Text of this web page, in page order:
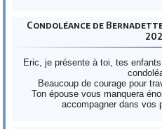
Condoléance de
Eric, je présente à toi, tes
Beaucoup de courage pour
Ton épouse vous manquera
accompagner dans vos